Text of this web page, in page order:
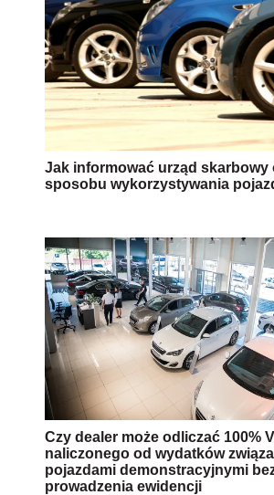
Jak informować urząd skarbowy
sposobu wykorzystywania
Czy dealer może odliczać 100%
naliczonego od wydatków
pojazdami demonstracyjnymi
prowadzenia ewidencji